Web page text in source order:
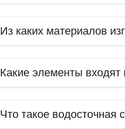
Из каких материалов
Какие элементы входят
Что такое водосточная